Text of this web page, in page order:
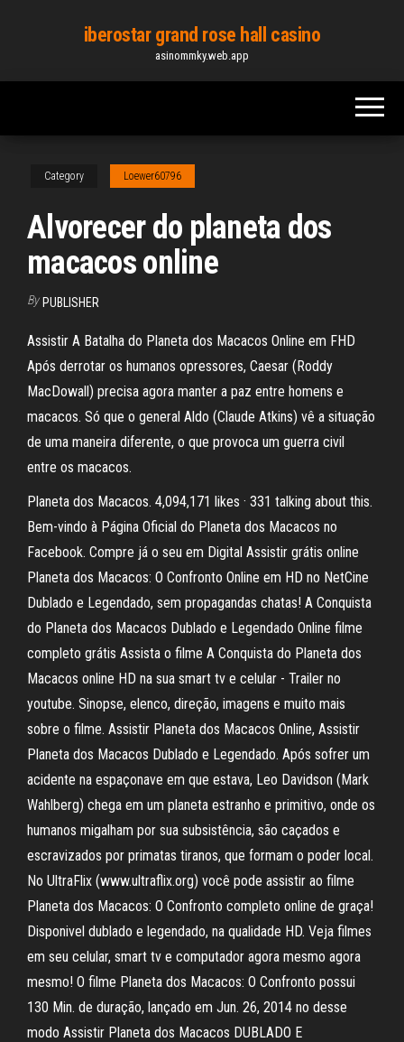
content
iberostar grand rose hall casino
asinommky.web.app
Category Loewer60796
Alvorecer do planeta dos
macacos online
By PUBLISHER
Assistir A Batalha do Planeta dos Macacos Online em FHD
Após derrotar os humanos opressores, Caesar (Roddy
MacDowall) precisa agora manter a paz entre homens e
macacos. Só que o general Aldo (Claude Atkins) vê a situação
de uma maneira diferente, o que provoca um guerra civil
entre os macacos.
Planeta dos Macacos. 4,094,171 likes · 331 talking about this.
Bem-vindo à Página Oficial do Planeta dos Macacos no
Facebook. Compre já o seu em Digital Assistir grátis online
Planeta dos Macacos: O Confronto Online em HD no NetCine
Dublado e Legendado, sem propagandas chatas! A Conquista
do Planeta dos Macacos Dublado e Legendado Online filme
completo grátis Assista o filme A Conquista do Planeta dos
Macacos online HD na sua smart tv e celular - Trailer no
youtube. Sinopse, elenco, direção, imagens e muito mais
sobre o filme. Assistir Planeta dos Macacos Online, Assistir
Planeta dos Macacos Dublado e Legendado. Após sofrer um
acidente na espaçonave em que estava, Leo Davidson (Mark
Wahlberg) chega em um planeta estranho e primitivo, onde os
humanos migalham por sua subsistência, são caçados e
escravizados por primatas tiranos, que formam o poder local.
No UltraFlix (www.ultraflix.org) você pode assistir ao filme
Planeta dos Macacos: O Confronto completo online de graça!
Disponivel dublado e legendado, na qualidade HD. Veja filmes
em seu celular, smart tv e computador agora mesmo agora
mesmo! O filme Planeta dos Macacos: O Confronto possui
130 Min. de duração, lançado em Jun. 26, 2014 no desse
modo Assistir Planeta dos Macacos DUBLADO E